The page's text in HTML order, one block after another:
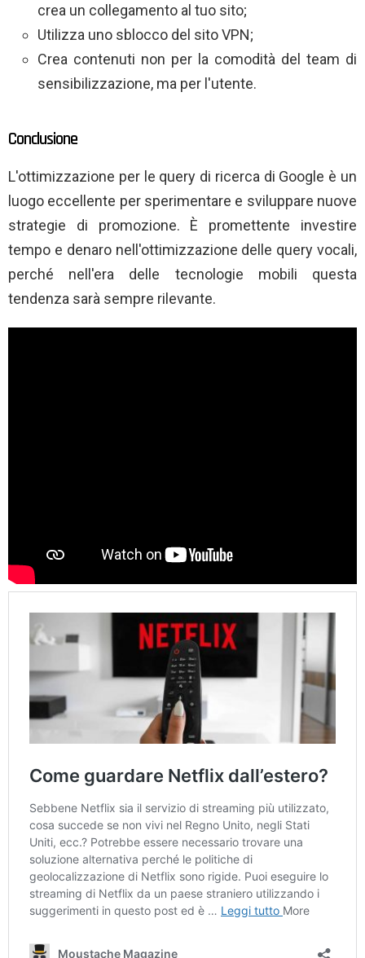
crea un collegamento al tuo sito;
Utilizza uno sblocco del sito VPN;
Crea contenuti non per la comodità del team di
sensibilizzazione, ma per l'utente.
Conclusione
L'ottimizzazione per le query di ricerca di Google è un
luogo eccellente per sperimentare e sviluppare nuove
strategie di promozione. È promettente investire
tempo e denaro nell'ottimizzazione delle query vocali,
perché nell'era delle tecnologie mobili questa
tendenza sarà sempre rilevante.